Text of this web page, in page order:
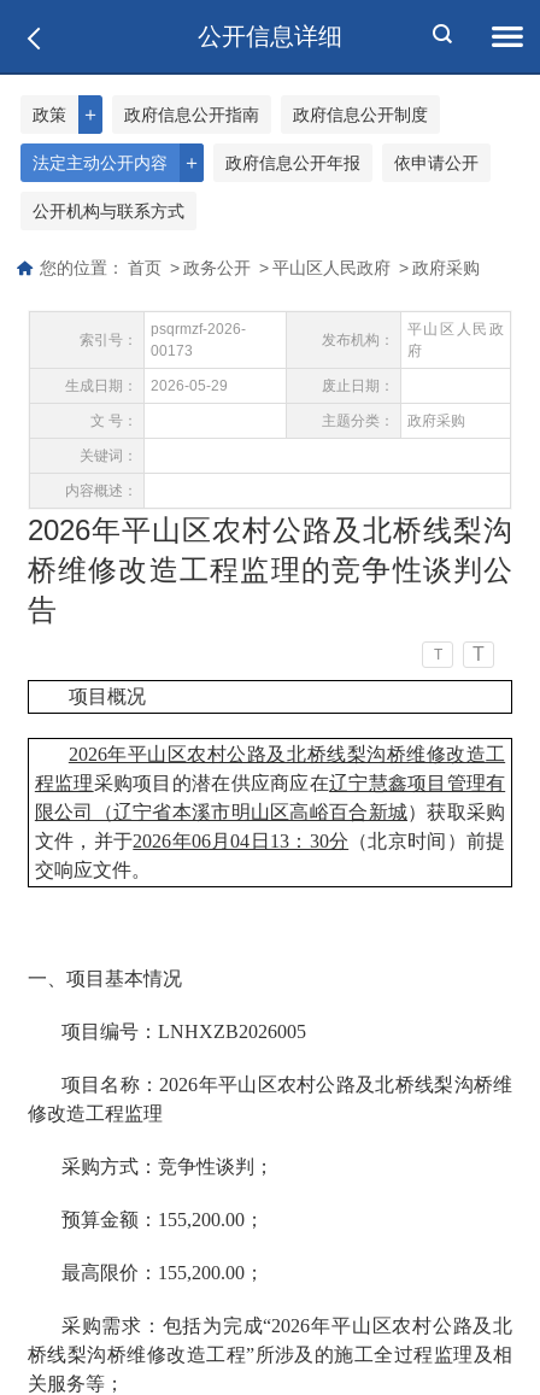
公开信息详细
＋
政策 政府信息公开指南 政府信息公开制度
＋
法定主动公开内容 政府信息公开年报 依申请公开
公开机构与联系方式
您的位置： 首页 > 政务公开 > 平山区人民政府 > 政府采购
索引号：
psqrmzf-2026-
00173
发布机构：
平山区人民政
府
生成日期： 2026-05-29 废止日期：
文 号： 主题分类： 政府采购
关键词：
内容概述：
2026年平山区农村公路及北桥线梨沟
桥维修改造工程监理的竞争性谈判公
告
T T
项目概况
2026年平山区农村公路及北桥线梨沟桥维修改造工
程监理采购项目的潜在供应商应在辽宁慧鑫项目管理有
限公司（辽宁省本溪市明山区高峪百合新城）获取采购
文件，并于2026年06月04日13：30分 （北京时间）前提
交响应文件。
一、项目基本情况
项目编号：LNHXZB2026005
项目名称：2026年平山区农村公路及北桥线梨沟桥维
修改造工程监理
采购方式：竞争性谈判；
预算金额：155,200.00；
最高限价：155,200.00；
采购需求：包括为完成“2026年平山区农村公路及北
桥线梨沟桥维修改造工程”所涉及的施工全过程监理及相
关服务等；